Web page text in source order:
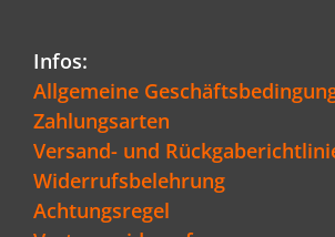
Infos:
Allgemeine
Zahlungsarten
Versand- und
Widerrufsbelehrung
Achtungsregel